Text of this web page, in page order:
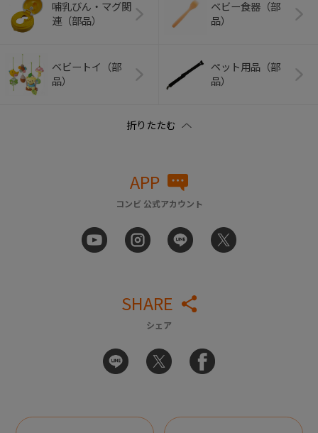
哺乳びん・マグ関
連（部品）
ベビー食器（部
品）
ベビートイ（部
品）
ペット用品（部
品）
APP
コンビ 公式アカウント
SHARE
シェア